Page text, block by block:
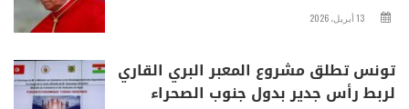
13 أبريل، 2026
تونس تطلق مشروع المعبر البري القاري
لربط رأس جدير بدول جنوب الصحراء